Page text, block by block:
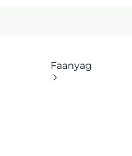
Faanyag